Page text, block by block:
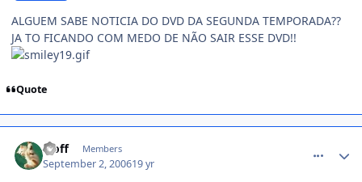
ALGUEM SABE NOTICIA DO DVD DA SEGUNDA TEMPORADA??
JA TO FICANDO COM MEDO DE NÃO SAIR ESSE DVD!!
Quote
leoff Members
September 2, 200619 yr